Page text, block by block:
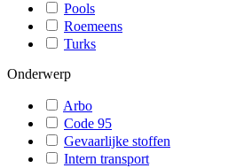
Pools
Roemeens
Turks
Onderwerp
Arbo
Code 95
Gevaarlijke stoffen
Intern transport